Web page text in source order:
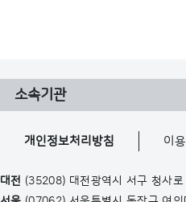
소속기관
개인정보처리방침 이
대전 (35208) 대전광역시 서구 청사